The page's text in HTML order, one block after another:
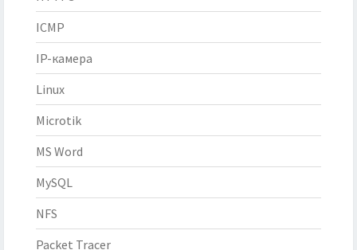
ICMP
IP-камера
Linux
Microtik
MS Word
MySQL
NFS
Packet Tracer